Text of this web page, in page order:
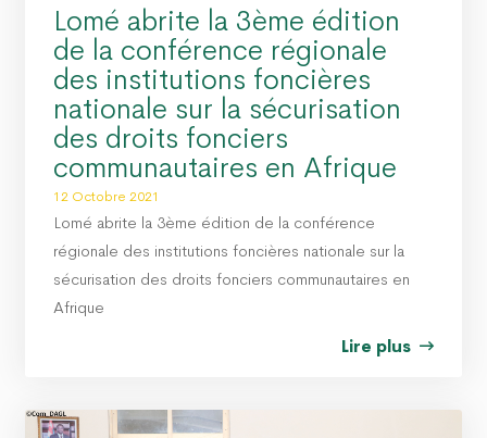
Lomé abrite la 3ème édition
de la conférence régionale
des institutions foncières
nationale sur la sécurisation
des droits fonciers
communautaires en Afrique
12 Octobre 2021
Lomé abrite la 3ème édition de la conférence
régionale des institutions foncières nationale sur la
sécurisation des droits fonciers communautaires en
Afrique
Lire plus